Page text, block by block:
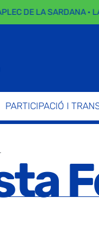
DE LA SARDANA ·
PARTICIPACIÓ I